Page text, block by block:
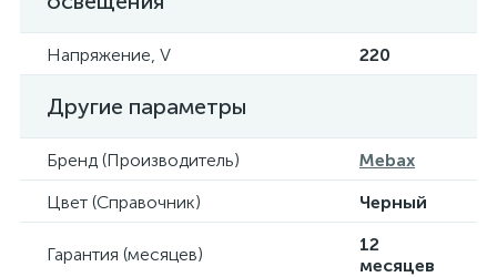
Напряжение, V 220
Другие параметры
Бренд (Производитель)
Mebax
Цвет (Справочник)
Черный
Гарантия (месяцев)
12
месяцев